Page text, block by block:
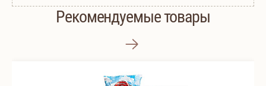
Рекомендуемые товары